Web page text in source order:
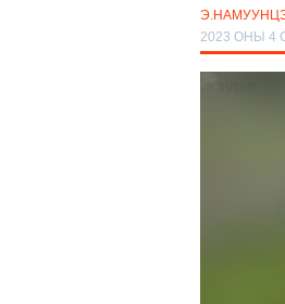
2023 ОНЫ 4